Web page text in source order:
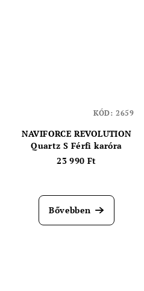
NAVIFORCE REVOLUTION
Quartz S Férfi karóra
23 990 Ft
Bővebben
KÓD: 2659